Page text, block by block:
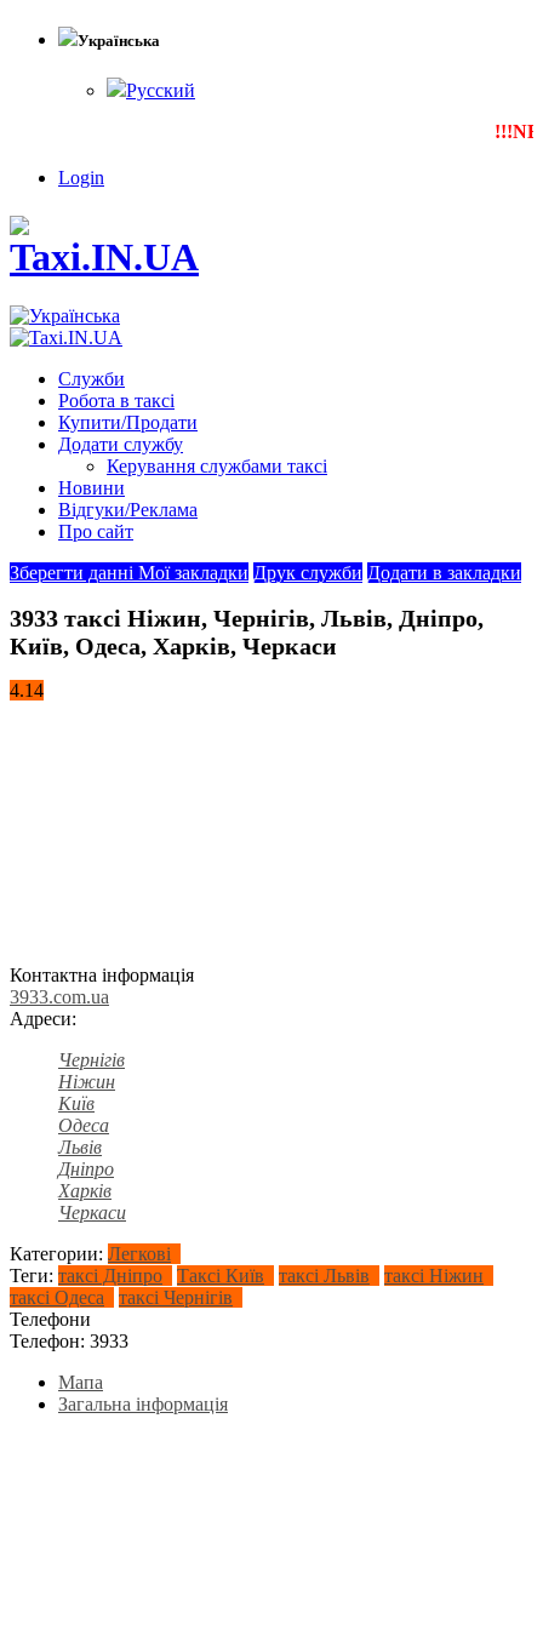
Українська
Русский
!!!NEW
Login
Служби
Робота в таксі
Купити/Продати
Додати службу
Керування службами таксі
Новини
Відгуки/Реклама
Про сайт
Зберегти данні Мої закладки Друк служби Додати в закладки
3933 таксі Ніжин, Чернігів, Львів, Дніпро,
Київ, Одеса, Харків, Черкаси
4.14
Контактна інформація
3933.com.ua
Адреси:
Чернігів
Ніжин
Київ
Одеса
Львів
Дніпро
Харків
Черкаси
Категории: Легкові
Теги: таксі Дніпро Таксі Київ таксі Львів
таксі Ніжин
таксі Одеса
таксі Чернігів
Телефони
Телефон: 3933
Мапа
Загальна інформація